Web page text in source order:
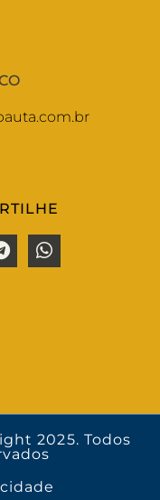
2025. Todos